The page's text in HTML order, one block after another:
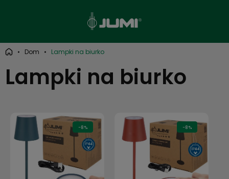
Dom Lampki na biurko
Lampki na biurko
-8% -8%